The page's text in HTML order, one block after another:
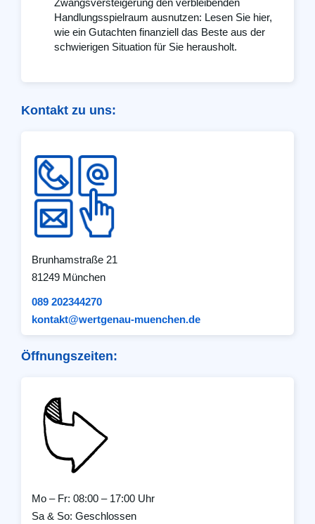
Handlungsspielraum ausnutzen: Lesen Sie hier,
wie ein Gutachten finanziell das Beste aus der
schwierigen Situation für Sie herausholt.
Kontakt zu uns:
Brunhamstraße 21
81249 München
089 202344270
kontakt@wertgenau-muenchen.de
Öffnungszeiten:
Mo – Fr: 08:00 – 17:00 Uhr
Sa & So: Geschlossen